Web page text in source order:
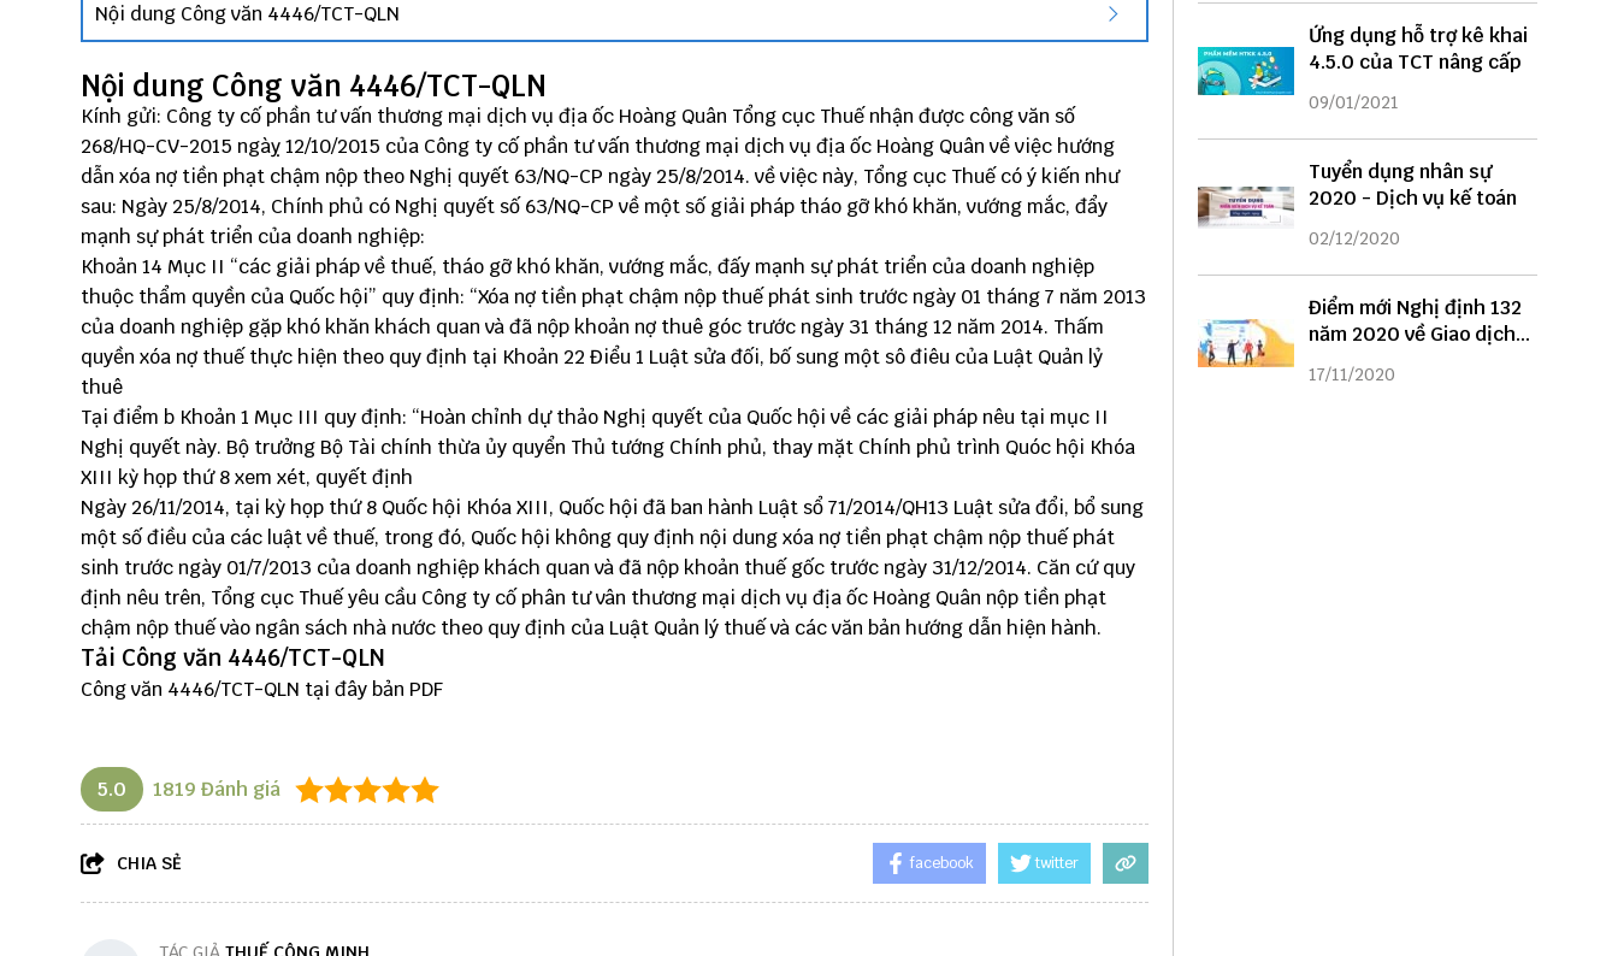
Nội dung Công văn 4446/TCT-QLN
Nội dung Công văn 4446/TCT-QLN
Kính gửi: Công ty cố phần tư vấn thương mại dịch vụ địa ốc Hoàng Quân Tổng cục Thuế nhận được công văn số
268/HQ-CV-2015 ngàỵ 12/10/2015 của Công ty cố phần tư vấn thương mại dịch vụ địa ốc Hoàng Quân về việc hướng
dẫn xóa nợ tiền phạt chậm nộp theo Nghị quyết 63/NQ-CP ngày 25/8/2014. về việc này, Tổng cục Thuế có ý kiến như
sau: Ngày 25/8/2014, Chính phủ có Nghị quyết số 63/NQ-CP về một số giải pháp tháo gỡ khó khăn, vướng mắc, đẩy
mạnh sự phát triển của doanh nghiệp:
Khoản 14 Mục II “các giải pháp về thuế, tháo gỡ khó khăn, vướng mắc, đấy mạnh sự phát triển của doanh nghiệp
thuộc thẩm quyền của Quốc hội” quy định: “Xóa nợ tiền phạt chậm nộp thuế phát sinh trước ngày 01 tháng 7 năm 2013
của doanh nghiệp gặp khó khăn khách quan và đã nộp khoản nợ thuê góc trước ngày 31 tháng 12 năm 2014. Thấm
quyền xóa nợ thuế thực hiện theo quy định tại Khoản 22 Điểu 1 Luật sửa đối, bố sung một sô điêu của Luật Quản lỷ
thuê
Tại điểm b Khoản 1 Mục III quy định: “Hoàn chỉnh dự thảo Nghị quyết của Quốc hội về các giải pháp nêu tại mục II
Nghị quyết này. Bộ trưởng Bộ Tài chính thừa ủy quyển Thủ tướng Chính phủ, thay mặt Chính phủ trình Quóc hội Khóa
XIII kỳ họp thứ 8 xem xét, quyết định
Ngày 26/11/2014, tại kỳ họp thứ 8 Quốc hội Khóa XIII, Quốc hội đã ban hành Luật sổ 71/2014/QH13 Luật sửa đổi, bổ sung
một số điều của các luật về thuế, trong đó, Quốc hội không quy định nội dung xóa nợ tiền phạt chậm nộp thuế phát
sinh trước ngày 01/7/2013 của doanh nghiệp khách quan và đã nộp khoản thuế gốc trước ngày 31/12/2014. Căn cứ quy
định nêu trên, Tổng cục Thuế yêu cầu Công ty cố phân tư vân thương mại dịch vụ địa ốc Hoàng Quân nộp tiền phạt
chậm nộp thuế vào ngân sách nhà nước theo quy định của Luật Quản lý thuế và các văn bản hướng dẫn hiện hành.
Tải Công văn 4446/TCT-QLN
Công văn 4446/TCT-QLN tại đâybản PDF
5.0 1819 Đánh giá
CHIA SẺ facebook twitter
Ứng dụng hỗ trợ kê khai
4.5.0 của TCT nâng cấp
09/01/2021
Tuyển dụng nhân sự
2020 - Dịch vụ kế toán
02/12/2020
Điểm mới Nghị định 132
năm 2020 về Giao dịch
liên kết
17/11/2020